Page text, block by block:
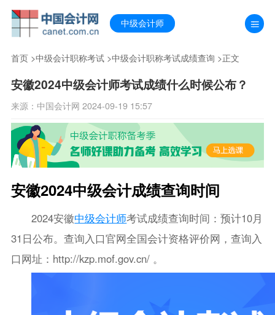
中级会计师
首页>中级会计职称考试>中级会计职称考试成绩查询 >正文
安徽2024中级会计师考试成绩什么时候公布？
来源：中国会计网 2024-09-19 15:57
安徽2024中级会计成绩查询时间
2024安徽中级会计师考试成绩查询时间：预计10月
31日公布。查询入口官网全国会计资格评价网，查询入
口网址：http://kzp.mof.gov.cn/ 。